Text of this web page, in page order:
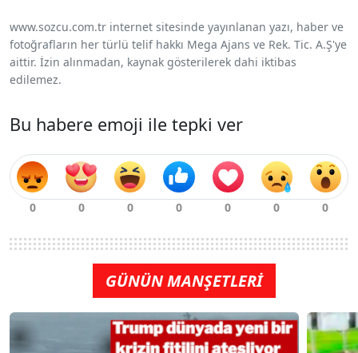
www.sozcu.com.tr internet sitesinde yayınlanan yazı, haber ve
fotoğrafların her türlü telif hakkı Mega Ajans ve Rek. Tic. A.Ş'ye
aittir. İzin alınmadan, kaynak gösterilerek dahi iktibas
edilemez.
Bu habere emoji ile tepki ver
GÜNÜN MANŞETLERİ